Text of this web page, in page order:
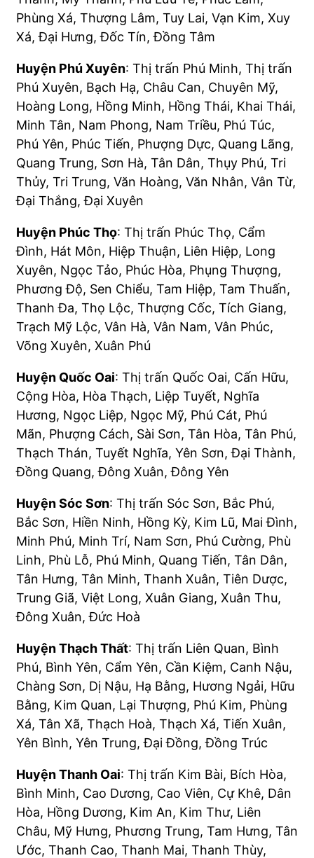
Phùng Xá, Thượng Lâm, Tuy Lai, Vạn Kim, Xuy
Xá, Đại Hưng, Đốc Tín, Đồng Tâm
Huyện Phú Xuyên: Thị trấn Phú Minh, Thị trấn
Phú Xuyên, Bạch Hạ, Châu Can, Chuyên Mỹ,
Hoàng Long, Hồng Minh, Hồng Thái, Khai Thái,
Minh Tân, Nam Phong, Nam Triều, Phú Túc,
Phú Yên, Phúc Tiến, Phượng Dực, Quang Lãng,
Quang Trung, Sơn Hà, Tân Dân, Thụy Phú, Tri
Thủy, Tri Trung, Văn Hoàng, Văn Nhân, Vân Từ,
Đại Thắng, Đại Xuyên
Huyện Phúc Thọ: Thị trấn Phúc Thọ, Cẩm
Đình, Hát Môn, Hiệp Thuận, Liên Hiệp, Long
Xuyên, Ngọc Tảo, Phúc Hòa, Phụng Thượng,
Phương Độ, Sen Chiểu, Tam Hiệp, Tam Thuấn,
Thanh Đa, Thọ Lộc, Thượng Cốc, Tích Giang,
Trạch Mỹ Lộc, Vân Hà, Vân Nam, Vân Phúc,
Võng Xuyên, Xuân Phú
Huyện Quốc Oai: Thị trấn Quốc Oai, Cấn Hữu,
Cộng Hòa, Hòa Thạch, Liệp Tuyết, Nghĩa
Hương, Ngọc Liệp, Ngọc Mỹ, Phú Cát, Phú
Mãn, Phượng Cách, Sài Sơn, Tân Hòa, Tân Phú,
Thạch Thán, Tuyết Nghĩa, Yên Sơn, Đại Thành,
Đồng Quang, Đông Xuân, Đông Yên
Huyện Sóc Sơn: Thị trấn Sóc Sơn, Bắc Phú,
Bắc Sơn, Hiền Ninh, Hồng Kỳ, Kim Lũ, Mai Đình,
Minh Phú, Minh Trí, Nam Sơn, Phú Cường, Phù
Linh, Phù Lỗ, Phú Minh, Quang Tiến, Tân Dân,
Tân Hưng, Tân Minh, Thanh Xuân, Tiên Dược,
Trung Giã, Việt Long, Xuân Giang, Xuân Thu,
Đông Xuân, Đức Hoà
Huyện Thạch Thất: Thị trấn Liên Quan, Bình
Phú, Bình Yên, Cẩm Yên, Cần Kiệm, Canh Nậu,
Chàng Sơn, Dị Nậu, Hạ Bằng, Hương Ngải, Hữu
Bằng, Kim Quan, Lại Thượng, Phú Kim, Phùng
Xá, Tân Xã, Thạch Hoà, Thạch Xá, Tiến Xuân,
Yên Bình, Yên Trung, Đại Đồng, Đồng Trúc
Huyện Thanh Oai: Thị trấn Kim Bài, Bích Hòa,
Bình Minh, Cao Dương, Cao Viên, Cự Khê, Dân
Hòa, Hồng Dương, Kim An, Kim Thư, Liên
Châu, Mỹ Hưng, Phương Trung, Tam Hưng, Tân
Ước, Thanh Cao, Thanh Mai, Thanh Thùy,